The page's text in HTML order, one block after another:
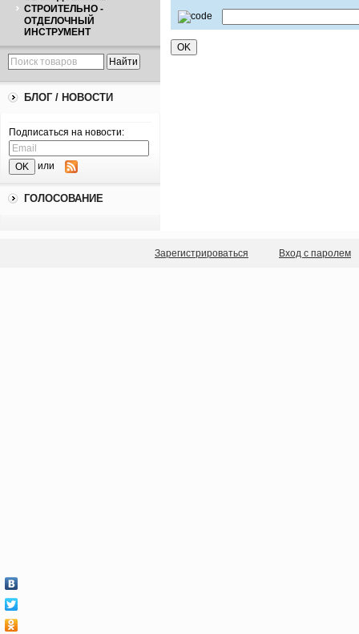
СТРОИТЕЛЬНО -
ОТДЕЛОЧНЫЙ
ИНСТРУМЕНТ
БЛОГ / НОВОСТИ
Подписаться на новости:
или
ГОЛОСОВАНИЕ
Зарегистрироваться Вход с паролем